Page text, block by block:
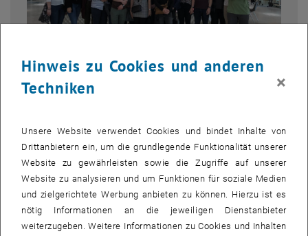
Bild
Reise lag dabei auf dem Besuch einer der renommiertesten
Technischen Universität Europas, der ETH Zürich. Professor für
Nachhaltiges Bauen an der ETH,
Institut für Bau- und Infrastrukturmanagement, führte uns durch die
Universität und informierte uns umfassend über ihre innovativen
Hinweis zu Cookies und anderen
Techniken
×
Unsere Website verwendet Cookies und bindet Inhalte von
Drittanbietern ein, um die grundlegende Funktionalität unserer
Website zu gewährleisten sowie die Zugriffe auf unserer
Website zu analysieren und um Funktionen für soziale Medien
und zielgerichtete Werbung anbieten zu können. Hierzu ist es
nötig Informationen an die jeweiligen Dienstanbieter
weiterzugeben. Weitere Informationen zu Cookies und Inhalten